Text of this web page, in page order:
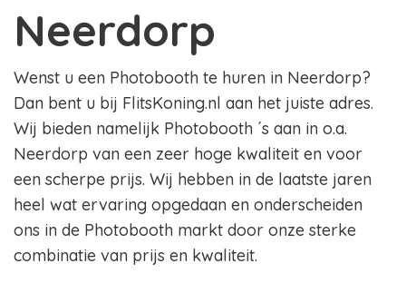
Neerdorp
Wenst u een Photobooth te huren in Neerdorp?
Dan bent u bij FlitsKoning.nl aan het juiste adres.
Wij bieden namelijk Photobooth ´s aan in o.a.
Neerdorp van een zeer hoge kwaliteit en voor
een scherpe prijs. Wij hebben in de laatste jaren
heel wat ervaring opgedaan en onderscheiden
ons in de Photobooth markt door onze sterke
combinatie van prijs en kwaliteit.